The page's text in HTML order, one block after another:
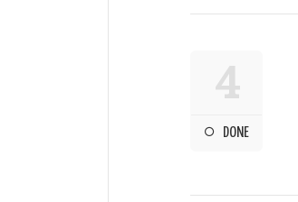
4
DONE